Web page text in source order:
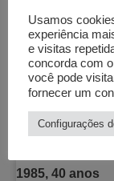
1985, 40 anos
Usamos
experiência
e visitas
concorda com
você pode
fornecer um
Configurações